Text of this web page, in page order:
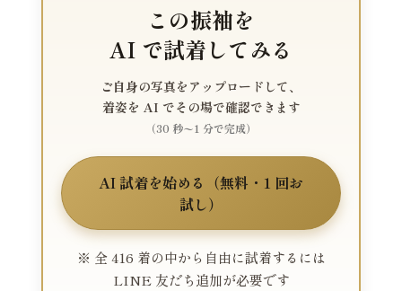
この振袖を
AI で試着してみる
ご自身の写真をアップロードして、
着姿を AI でその場で確認できます
（30 秒〜1 分で完成）
AI 試着を始める（無料・1 回お
試し）
※ 全 416 着の中から自由に試着するには
LINE 友だち追加が必要です